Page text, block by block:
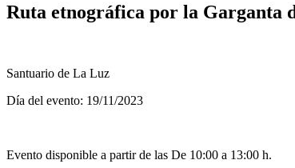
Ruta etnográfica por la Garganta
Santuario de La Luz
Día del evento: 19/11/2023
Evento disponible a partir de las De 10:00 a 13:00 h.